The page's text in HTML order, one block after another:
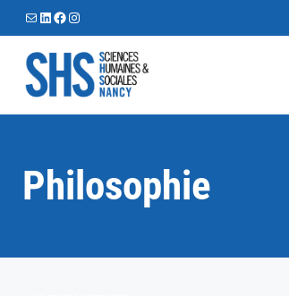
Aller
au
contenu
E-mailLinkedIn
Facebook
Instagram
Philosophie